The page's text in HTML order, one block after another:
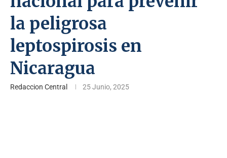
la peligrosa
leptospirosis en
Nicaragua
Redaccion Central 25 Junio, 2025